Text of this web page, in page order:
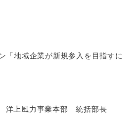
「地域企業が新規参入を目指すに
洋上風力事業本部 統括部長